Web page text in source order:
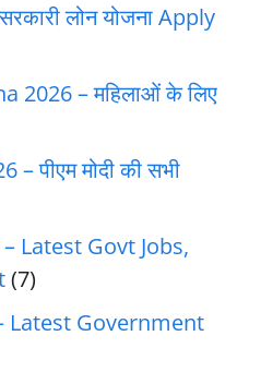
लोन योजना Apply
2026 – महिलाओं के लिए
पीएम मोदी की सभी
Latest Govt Jobs,
(7)
Latest Government